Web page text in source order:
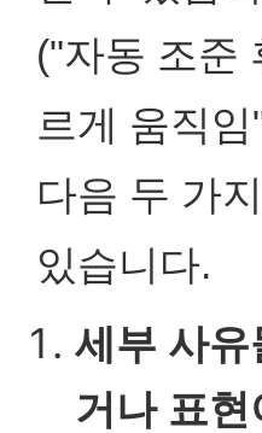
("자동 조준
르게 움직
다음 두 가
있습니다.
세부 사
거나 표